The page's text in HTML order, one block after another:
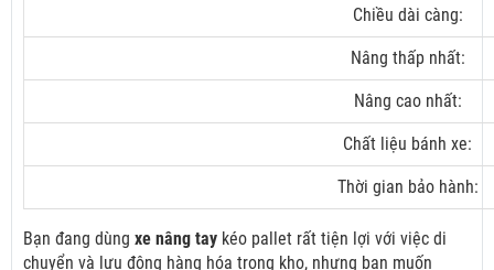
Chiều dài càng:
Nâng thấp nhất:
Nâng cao nhất:
Chất liệu bánh xe:
Thời gian bảo hành:
Bạn đang dùng xe nâng tay kéo pallet rất tiện lợi với việc di
chuyển và lưu động hàng hóa trong kho, nhưng bạn muốn